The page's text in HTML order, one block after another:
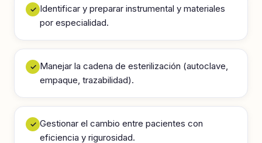
✓ Identificar y preparar instrumental y materiales
por especialidad.
✓ Manejar la cadena de esterilización (autoclave,
empaque, trazabilidad).
✓ Gestionar el cambio entre pacientes con
eficiencia y rigurosidad.